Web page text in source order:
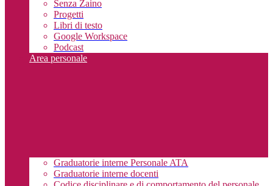
Senza Zaino
Progetti
Libri di testo
Google Workspace
Podcast
Area personale
Graduatorie interne Personale ATA
Graduatorie interne docenti